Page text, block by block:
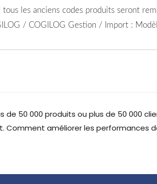
les anciens codes produits seront
/ COGILOG Gestion / Import :
de 50 000 produits ou plus de 50 000
Comment améliorer les performances